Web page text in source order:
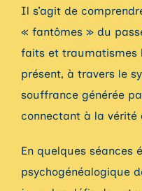
Il s’agit de
« fantômes » du
faits et traumatismes
présent, à travers le
souffrance générée
connectant à la vérité
En quelques séances
psychogénéalogique